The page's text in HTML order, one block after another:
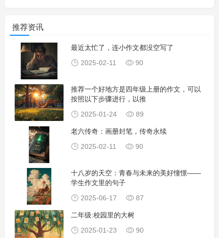
推荐资讯
最近太忙了，连小作文都没空写了
2025-02-11
90
推荐一个好地方是四年级上册的作文，可以
按照以下步骤进行，以推
2025-01-24
89
老六传奇：画册封笔，传奇永续
2025-02-11
90
十八岁的天空：青春与未来的美好憧憬——
学生作文里的句子
2025-06-17
87
二年级:校园里的大树
2025-01-23
90